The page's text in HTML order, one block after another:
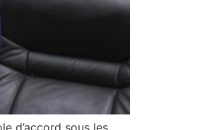
d’accord sous les